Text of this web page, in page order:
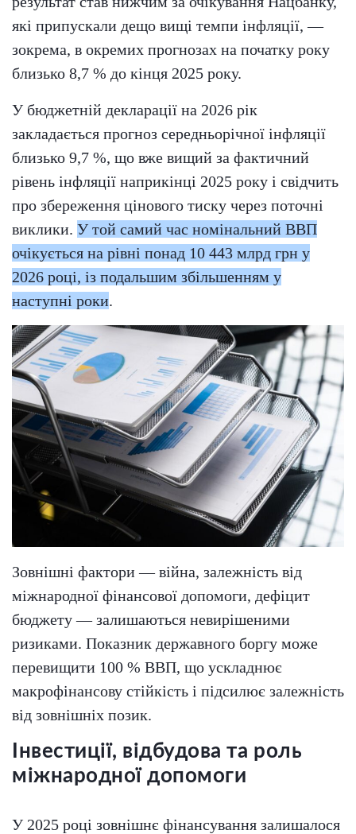
які припускали дещо вищі темпи інфляції, —
зокрема, в окремих прогнозах на початку року
близько 8,7 % до кінця 2025 року.
У бюджетній декларації на 2026 рік
закладається прогноз середньорічної інфляції
близько 9,7 %, що вже вищий за фактичний
рівень інфляції наприкінці 2025 року і свідчить
про збереження цінового тиску через поточні
виклики. У той самий час номінальний ВВП
очікується на рівні понад 10 443 млрд грн у
2026 році, із подальшим збільшенням у
наступні роки.
Зовнішні фактори — війна, залежність від
міжнародної фінансової допомоги, дефіцит
бюджету — залишаються невирішеними
ризиками. Показник державного боргу може
перевищити 100 % ВВП, що ускладнює
макрофінансову стійкість і підсилює залежність
від зовнішніх позик.
Інвестиції, відбудова та роль
міжнародної допомоги
У 2025 році зовнішнє фінансування залишалося